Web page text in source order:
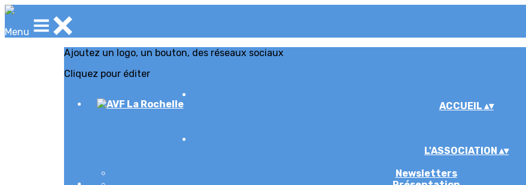
Menu
Ajoutez un logo, un bouton, des réseaux sociaux
Cliquez pour éditer
ACCUEIL ▴▾
L'ASSOCIATION ▴▾
Newsletters